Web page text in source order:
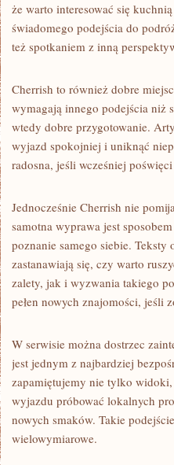
że warto interesować się
świadomego podejścia do
też spotkaniem z inną
Cherrish to również dobre
wymagają innego podejścia niż
wtedy dobre przygotowanie.
wyjazd spokojniej i uniknąć
radosna, jeśli wcześniej
Jednocześnie Cherrish nie
samotna wyprawa jest
poznanie samego siebie.
zastanawiają się, czy warto
zalety, jak i wyzwania takiego
pełen nowych znajomości, jeśli
W serwisie można dostrzec
jest jednym z najbardziej
zapamiętujemy nie tylko
wyjazdu próbować lokalnych
nowych smaków. Takie
wielowymiarowe.